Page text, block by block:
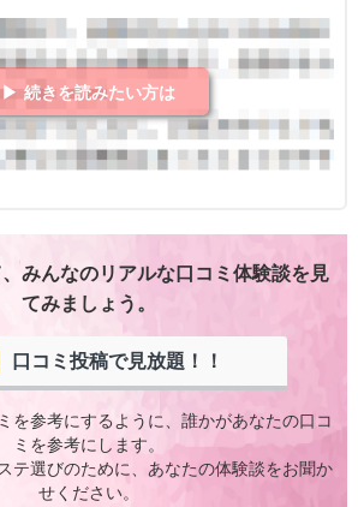
▶ 続きを読みたい方は
みんなのリアルな口コミ体験談を見
てみましょう。
口コミ投稿で見放題！！
を参考にするように、誰かがあなたの口コ
ミを参考にします。
テ選びのために、あなたの体験談をお聞か
せください。